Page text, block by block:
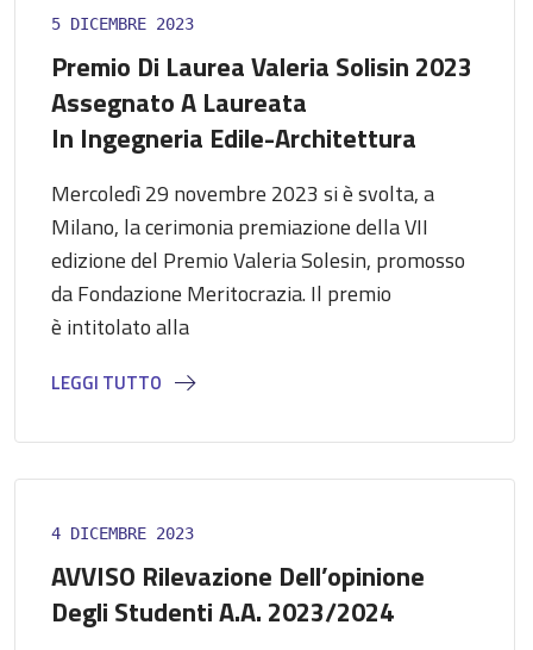
5 DICEMBRE 2023
Premio Di Laurea Valeria Solisin 2023
Assegnato A Laureata
In Ingegneria Edile-Architettura
Mercoledì 29 novembre 2023 si è svolta, a
Milano, la cerimonia premiazione della VII
edizione del Premio Valeria Solesin, promosso
da Fondazione Meritocrazia. Il premio
è intitolato alla
LEGGI TUTTO
4 DICEMBRE 2023
AVVISO Rilevazione Dell’opinione
Degli Studenti A.a. 2023/2024